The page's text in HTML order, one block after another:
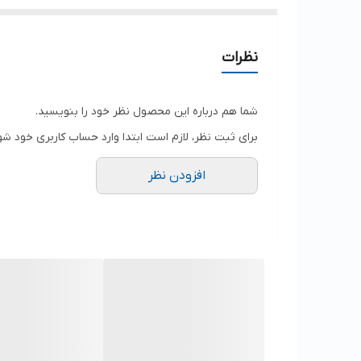
نظرات
شما هم درباره این محصول نظر خود را بنویسید.
برای ثبت نظر، لازم است ابتدا وارد حساب کاربری خود
افزودن نظر